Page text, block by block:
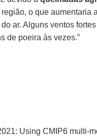
região, o que aumentaria
ar. Alguns ventos
de poeira às vezes.”
Using CMIP6 multi-